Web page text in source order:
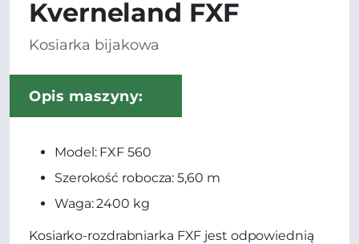
Kverneland FXF
Kosiarka bijakowa
Opis maszyny:
Model: FXF 560
Szerokość robocza: 5,60 m
Waga: 2400 kg
Kosiarko-rozdrabniarka FXF jest odpowiednią